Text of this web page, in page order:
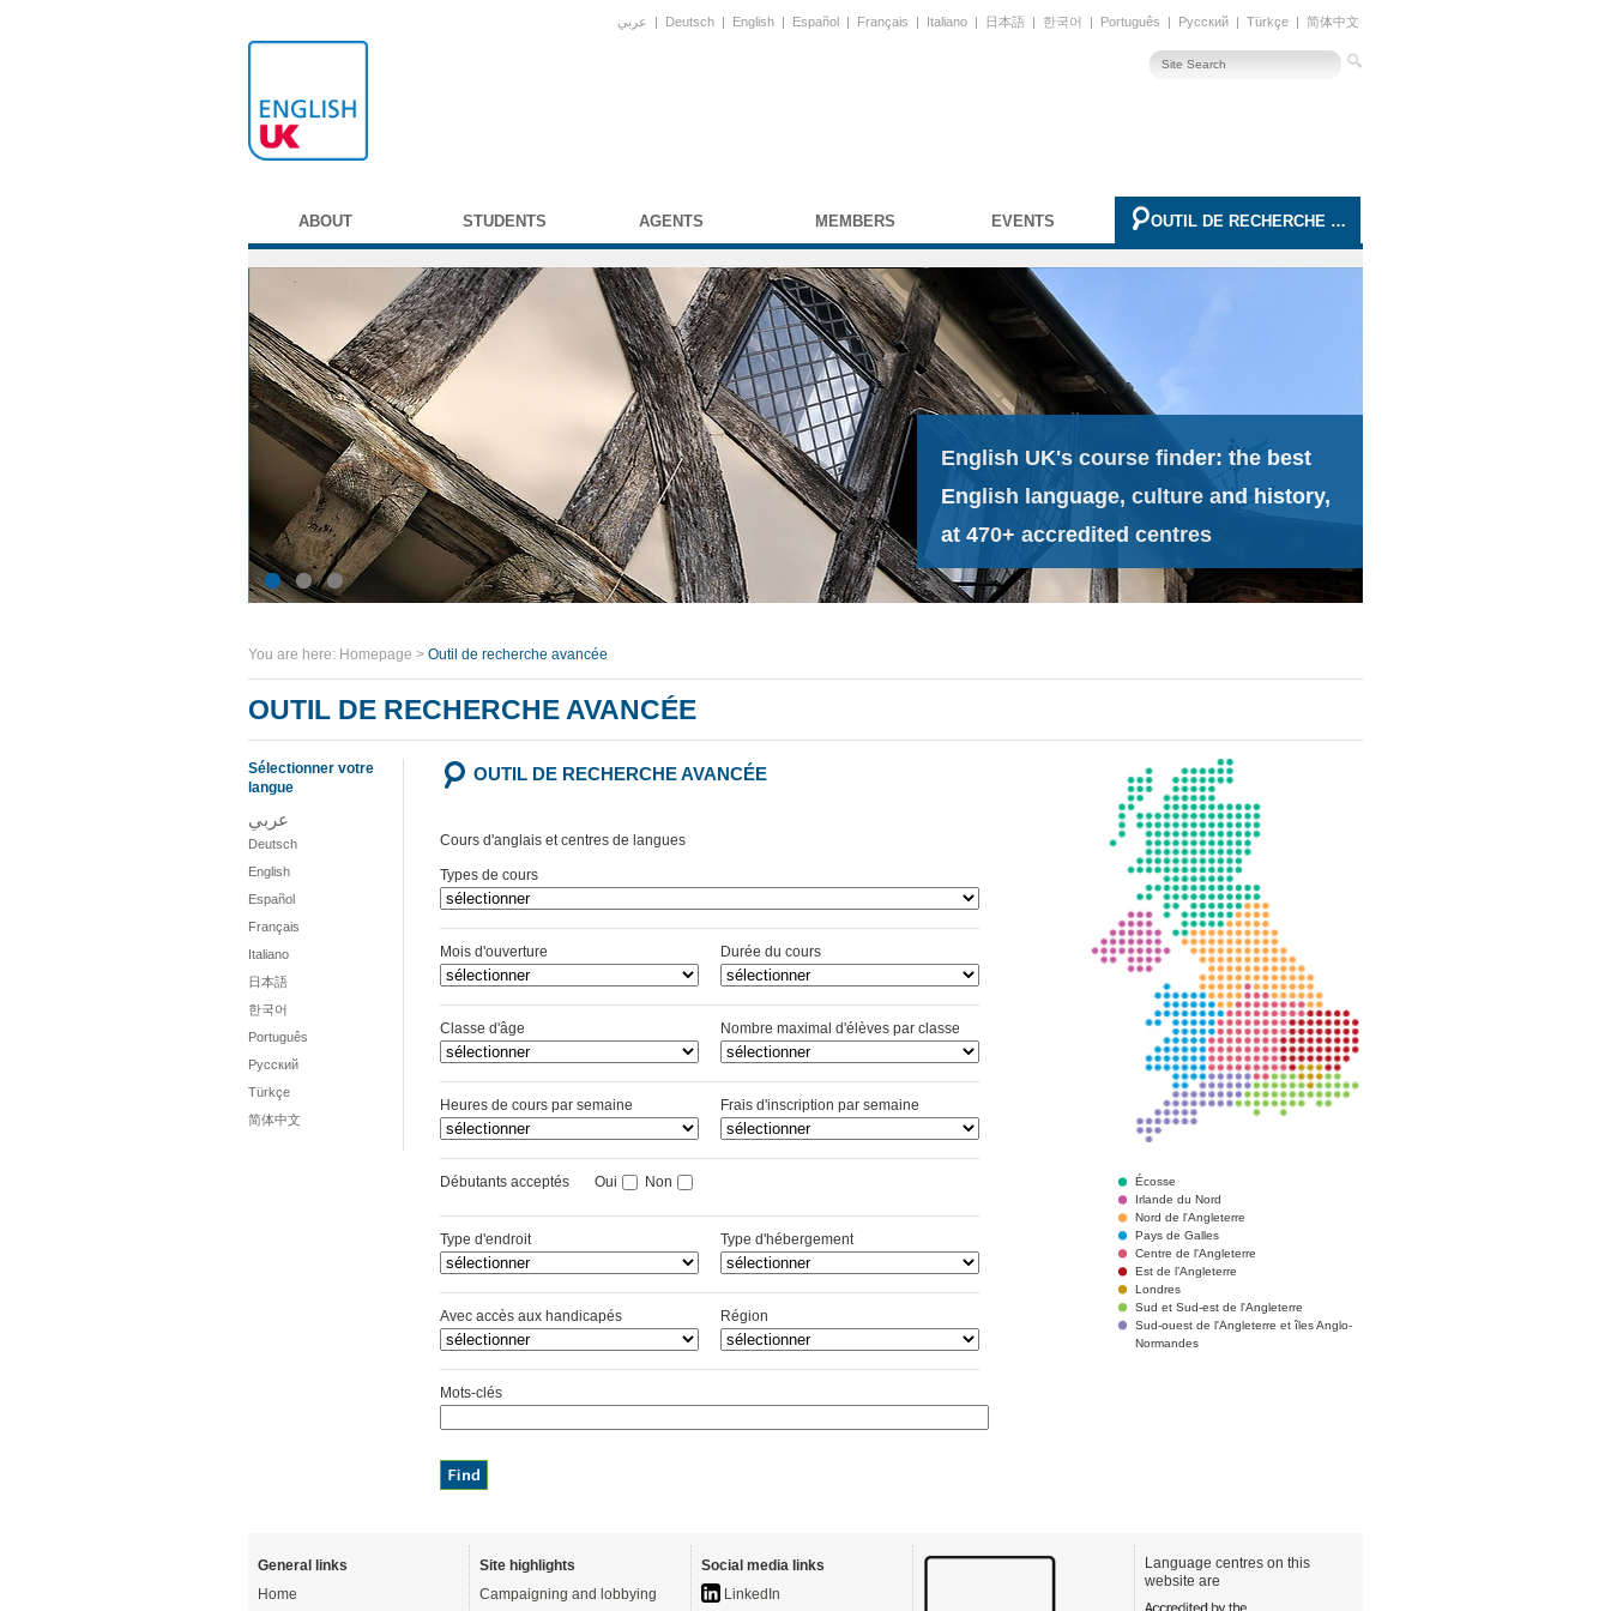
عربي | Deutsch | English | Español | Français | Italiano | 日本語 | 한국어 | Português | Русский | Türkçe | 简体中文
ABOUT STUDENTS AGENTS MEMBERS EVENTS OUTIL DE RECHERCHE AVANCÉE
English UK's course finder: the best
English language, culture and history,
at 470+ accredited centres
You are here: Homepage > Outil de recherche avancée
OUTIL DE RECHERCHE AVANCÉE
Sélectionner votre
langue
عربي
Deutsch
English
Español
Français
Italiano
日本語
한국어
Português
Русский
Türkçe
简体中文
OUTIL DE RECHERCHE AVANCÉE
Cours d'anglais et centres de langues
Types de cours
Mois d'ouverture Durée du cours
Classe d'âge Nombre maximal d'élèves par classe
Heures de cours par semaine Frais d'inscription par semaine
Débutants acceptés Oui Non
Type d'endroit Type d'hébergement
Avec accès aux handicapés Région
Mots-clés
Écosse
Irlande du Nord
Nord de l'Angleterre
Pays de Galles
Centre de l'Angleterre
Est de l’Angleterre
Londres
Sud et Sud-est de l'Angleterre
Sud-ouest de l'Angleterre et îles Anglo-
Normandes
General links
Home
Site highlights
Campaigning and lobbying
Social media links
LinkedIn
Language centres on this
website are